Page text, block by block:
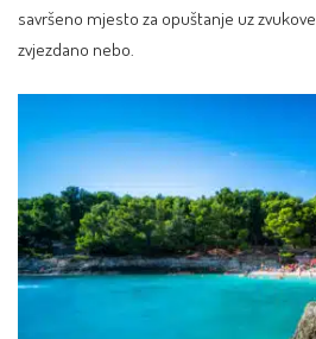
savršeno mjesto za opuštanje uz
zvjezdano nebo.